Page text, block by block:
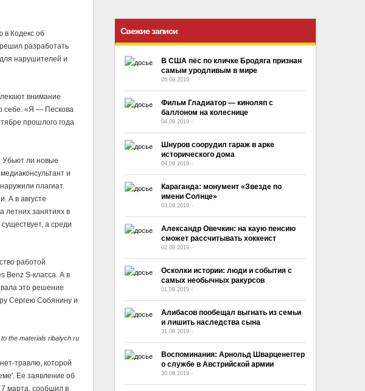
в Кодекс об
разработать
нарушителей и
внимание
себе: «Я — Пескова
прошлого года
Убьют ли новые
и
плагиат.
А в августе
летних занятиях в
а среди
работой
Benz S-класса. А в
это решение
Сергею Собянину и
the materials ribalych.ru
травлю, которой
Ее заявление об
марта, сообщил в
Свежие записи
В США пёс по кличке Бродяга признан
самым уродливым в мире
05.09.2019-
Фильм Гладиатор — киноляп с
баллоном на колеснице
04.09.2019-
Шнуров соорудил гараж в арке
исторического дома
04.09.2019-
Караганда: монумент «Звезде по
имени Солнце»
03.09.2019-
Александр Овечкин: на каую пенсию
сможет рассчитывать хоккеист
02.09.2019-
Осколки истории: люди и события с
самых необычных ракурсов
01.09.2019-
Алибасов пообещал выгнать из семьи
и лишить наследства сына
31.08.2019-
Воспоминания: Арнольд Шварценеггер
о службе в Австрийской армии
30.08.2019-